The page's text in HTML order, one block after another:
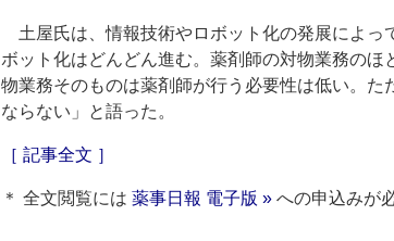
土屋氏は、情報技術やロボット化の発展によっ
ボット化はどんどん進む。薬剤師の対物業務の
物業務そのものは薬剤師が行う必要性は低い。
ならない」と語った。
［ 記事全文 ］
＊ 全文閲覧には 薬事日報 電子版 » への申込みが